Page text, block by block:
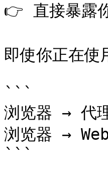
👉 直接暴露
即使你正在使
```
浏览器 → 代
浏览器 →
```